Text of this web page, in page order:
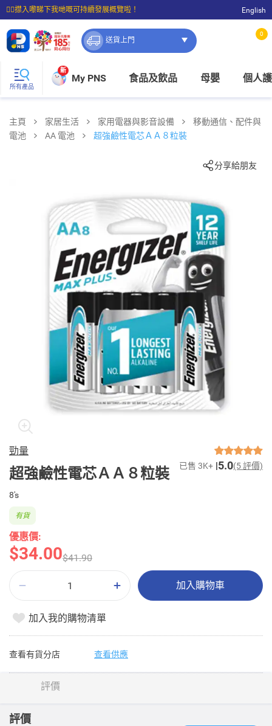
☝🏼㩒入嚟睇下我哋嘅可持續發展概覽啦！
⭐購物滿$399即享免費送貨；滿$100即可免費店取。
English
送貨上門
0
所有產品
新
My PNS 食品及飲品 母嬰 個人
主頁 家居生活 家用電器與影音設備
移動通信、配件與
電池
AA 電池 超強鹼性電芯ＡＡ８粒裝
分享給朋友
勁量
超強鹼性電芯ＡＡ８粒裝 已售 3K+ 5.0(5 評價)
8's
優惠價:
$34.00$41.90
有貨
加入購物車
加入我的購物清單
查看有貨分店 查看供應
評價
評價